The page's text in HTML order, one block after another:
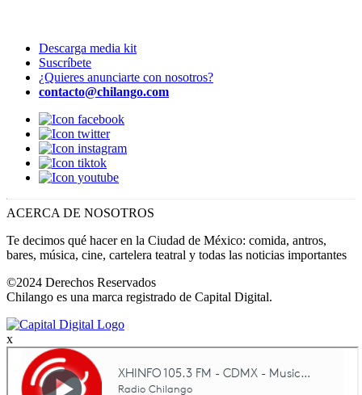
Descarga media kit
Suscríbete
¿Quieres anunciarte con nosotros?
contacto@chilango.com
ACERCA DE NOSOTROS
Te decimos qué hacer en la Ciudad de México: comida, antros,
bares, música, cine, cartelera teatral y todas las noticias importantes
©2024 Derechos Reservados
Chilango es una marca registrado de Capital Digital.
x